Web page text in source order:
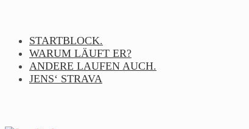
contentSTARTBLOCK.
WARUM LÄUFT ER?
ANDERE LAUFEN AUCH.
JENS‘ STRAVA